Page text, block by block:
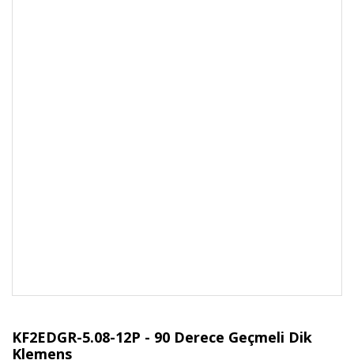
KF2EDGR-5.08-12P - 90 Derece Geçmeli Dik
Klemens